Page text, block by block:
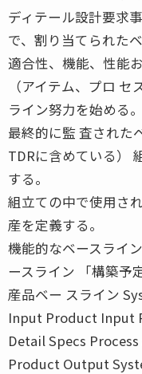
ディテール設計要求
で、割り当てられた
適合性、機能、性能
（アイテム、プロ
ライン努力を始める。
最終的に監 査された
TDRに含めている）
する。
組立ての中で使用さ
産を定義する。
機能的なベースライ
ースライン 「構築予
産品ベー スライン
Input Product Input
Detail Specs
Product Output